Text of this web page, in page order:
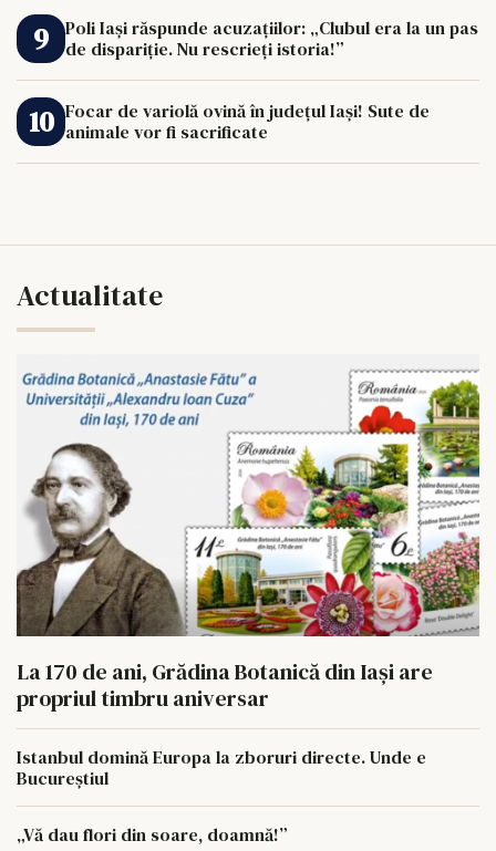
Poli Iași răspunde acuzațiilor: „Clubul era la un pas
de dispariție. Nu rescrieți istoria!”
Focar de variolă ovină în județul Iași! Sute de
animale vor fi sacrificate
Actualitate
La 170 de ani, Grădina Botanică din Iași are
propriul timbru aniversar
Istanbul domină Europa la zboruri directe. Unde e
Bucureștiul
„Vă dau flori din soare, doamnă!”